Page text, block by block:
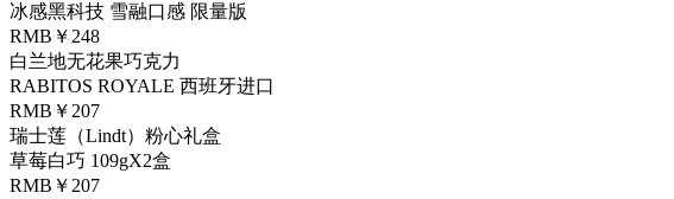
冰感黑科技 雪融口感 限量版
RMB￥248
白兰地无花果巧克力
RABITOS ROYALE 西班牙进口
RMB￥207
瑞士莲（Lindt）粉心礼盒
草莓白巧 109gX2盒
RMB￥207